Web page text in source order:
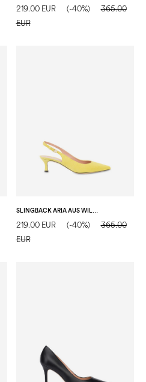
219.00 EUR (-40%)
365.00
EUR
SLINGBACK ARIA AUS WILDLEDER ZEDERNFARBE
219.00 EUR (-40%)
365.00
EUR